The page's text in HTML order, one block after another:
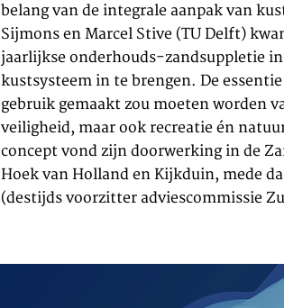
belang van de integrale aanpak van
Sijmons en Marcel Stive (TU Delft)
jaarlijkse onderhouds-zandsuppletie
kustsysteem in te brengen. De
gebruik gemaakt zou moeten worden
veiligheid, maar ook recreatie én
concept vond zijn doorwerking in de
Hoek van Holland en Kijkduin, mede
(destijds voorzitter adviescommissie